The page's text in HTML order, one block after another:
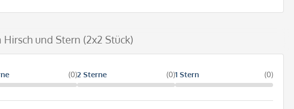
und Stern (2x2 Stück)
(0)2 Sterne (0)1 Stern (0)